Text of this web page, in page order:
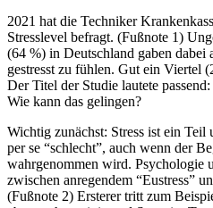
2021 hat die Techniker
Stresslevel befragt. (Fußnote 1)
(64 %) in Deutschland gaben dabei
gestresst zu fühlen. Gut ein Viertel
Der Titel der Studie lautete
Wie kann das gelingen?
Wichtig zunächst: Stress ist ein Teil
per se “schlecht”, auch wenn der
wahrgenommen wird. Psychologie
zwischen anregendem “Eustress”
(Fußnote 2) Ersterer tritt zum